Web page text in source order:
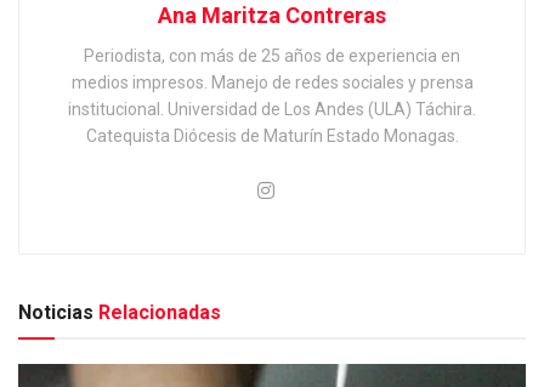
Ana Maritza Contreras
Periodista, con más de 25 años de experiencia en
medios impresos. Manejo de redes sociales y prensa
institucional. Universidad de Los Andes (ULA) Táchira.
Catequista Diócesis de Maturín Estado Monagas.
Noticias Relacionadas